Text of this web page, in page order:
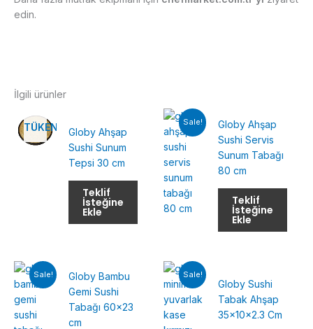
edin.
İlgili ürünler
TÜKENMIŞGloby Ahşap
Sushi Sunum
Tepsi 30 cm
Teklif
İsteğine
Ekle
Sale!
Globy Ahşap
Sushi Servis
Sunum Tabağı
80 cm
Teklif
İsteğine
Ekle
Sale!
Globy Bambu
Gemi Sushi
Tabağı 60×23
cm
Sale!
Globy Sushi
Tabak Ahşap
35x10x2.3 Cm